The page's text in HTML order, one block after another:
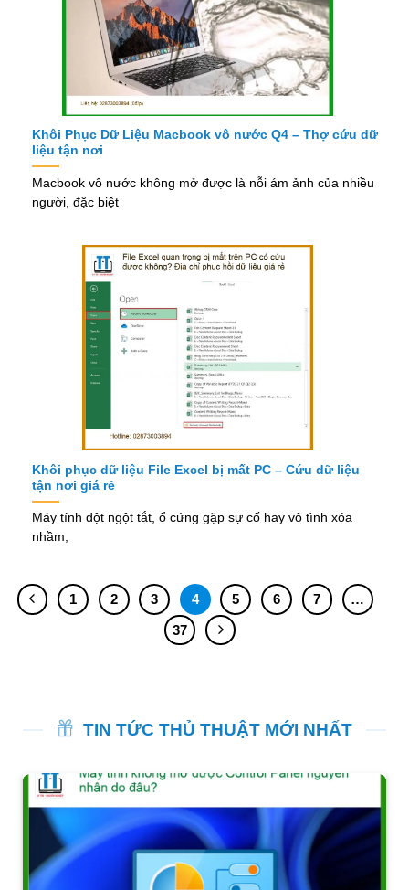
Khôi Phục Dữ Liệu Macbook vô nước Q4 – Thợ cứu dữ
liệu tận nơi
Macbook vô nước không mở được là nỗi ám ảnh của nhiều
người, đặc biệt
Khôi phục dữ liệu File Excel bị mất PC – Cứu dữ liệu
tận nơi giá rẻ
Máy tính đột ngột tắt, ổ cứng gặp sự cố hay vô tình xóa
nhầm,
1 2 3 4 5 6 7
…
37
TIN TỨC THỦ THUẬT MỚI NHẤT